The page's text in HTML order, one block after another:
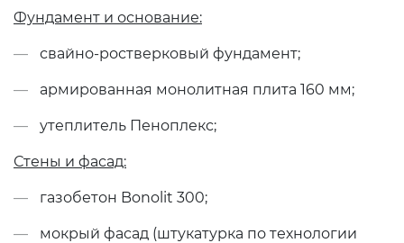
Фундамент и основание:
свайно-ростверковый фундамент;
армированная монолитная плита 160 мм;
утеплитель Пеноплекс;
Стены и фасад:
газобетон Bonolit 300;
мокрый фасад (штукатурка по технологии